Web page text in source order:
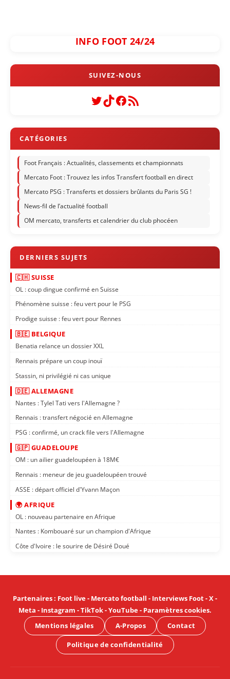
INFO FOOT 24/24
Twitter
TikTok
Facebook
Flux RSS
Foot Français : Actualités, classements et championnats
Mercato Foot : Trouvez les infos Transfert football en direct
Mercato PSG : Transferts et dossiers brûlants du Paris SG !
News-fil de l’actualité football
OM mercato, transferts et calendrier du club phocéen
🇨🇭 SUISSE
OL : coup dingue confirmé en Suisse
Phénomène suisse : feu vert pour le PSG
Prodige suisse : feu vert pour Rennes
🇧🇪 BELGIQUE
Benatia relance un dossier XXL
Rennais prépare un coup inouï
Stassin, ni privilégié ni cas unique
🇩🇪 ALLEMAGNE
Nantes : Tylel Tati vers l'Allemagne ?
Rennais : transfert négocié en Allemagne
PSG : confirmé, un crack file vers l'Allemagne
🇬🇵 GUADELOUPE
OM : un ailier guadeloupéen à 18M€
Rennais : meneur de jeu guadeloupéen trouvé
ASSE : départ officiel d'Yvann Maçon
🌍 AFRIQUE
OL : nouveau partenaire en Afrique
Nantes : Kombouaré sur un champion d'Afrique
Côte d'Ivoire : le sourire de Désiré Doué
Partenaires: Foot live- Mercato football - Interviews Foot-X-
Meta - Instagram -TikTok-YouTube- Paramètres cookies.
Mentions légales
A-Propos Contact
Politique de confidentialité